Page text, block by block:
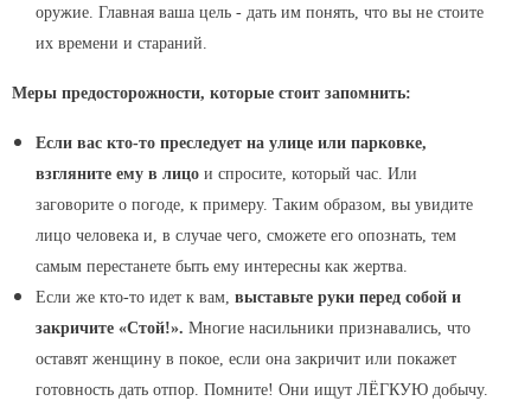
оружие. Главная ваша цель - дать им понять, что вы не стоите
их времени и стараний.
Меры предосторожности, которые стоит запомнить:
Если вас кто-то преследует на улице или парковке,
взгляните ему в лицо и спросите, который час. Или
заговорите о погоде, к примеру. Таким образом, вы увидите
лицо человека и, в случае чего, сможете его опознать, тем
самым перестанете быть ему интересны как жертва.
Если же кто-то идет к вам, выставьте руки перед собой и
закричите «Стой!». Многие насильники признавались, что
оставят женщину в покое, если она закричит или покажет
готовность дать отпор. Помните! Они ищут ЛЁГКУЮ добычу.